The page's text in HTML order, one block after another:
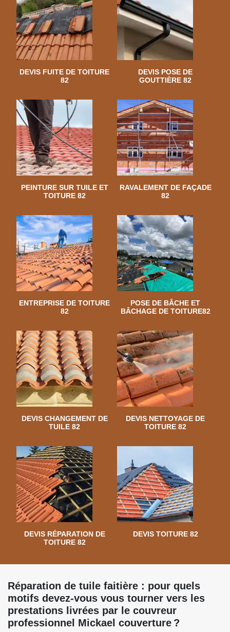
DEVIS FUITE DE TOITURE
82
DEVIS POSE DE
GOUTTIÈRE 82
PEINTURE SUR TUILE ET
TOITURE 82
RAVALEMENT DE FAÇADE
82
ENTREPRISE DE TOITURE
82
POSE DE BÂCHE ET
BÂCHAGE DE TOITURE82
DEVIS CHANGEMENT DE
TUILE 82
DEVIS NETTOYAGE DE
TOITURE 82
DEVIS RÉPARATION DE
TOITURE 82
DEVIS TOITURE 82
Réparation de tuile faitière : pour quels
motifs devez-vous vous tourner vers les
prestations livrées par le couvreur
professionnel Mickael couverture ?